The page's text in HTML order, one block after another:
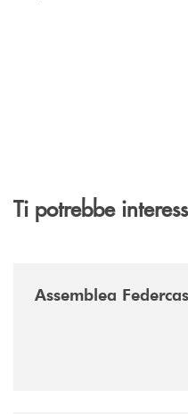
Ti potrebbe
Assemblea